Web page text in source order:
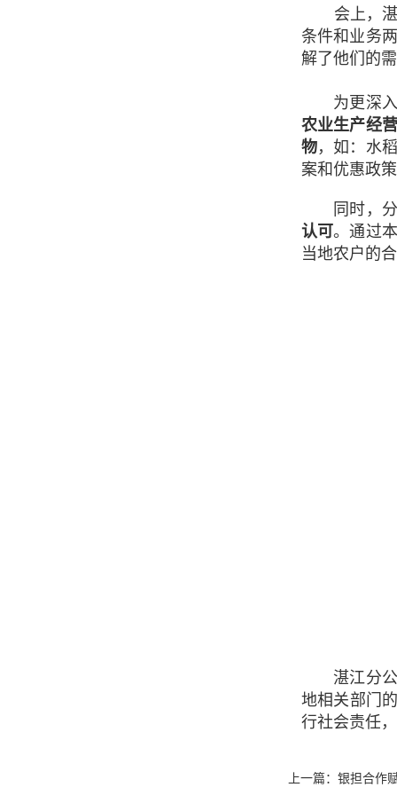
会上，湛
条件和业务
解了他们的
为更深入
农业生产经
物，如：水
案和优惠政
同时，分
认可。通过
当地农户的
湛江分公
地相关部门
行社会责任
上一篇： 银担合作